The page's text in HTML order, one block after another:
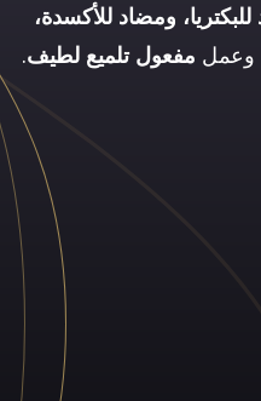
ومضاد للأكسدة،
وعمل مفعول تلميع لطيف.